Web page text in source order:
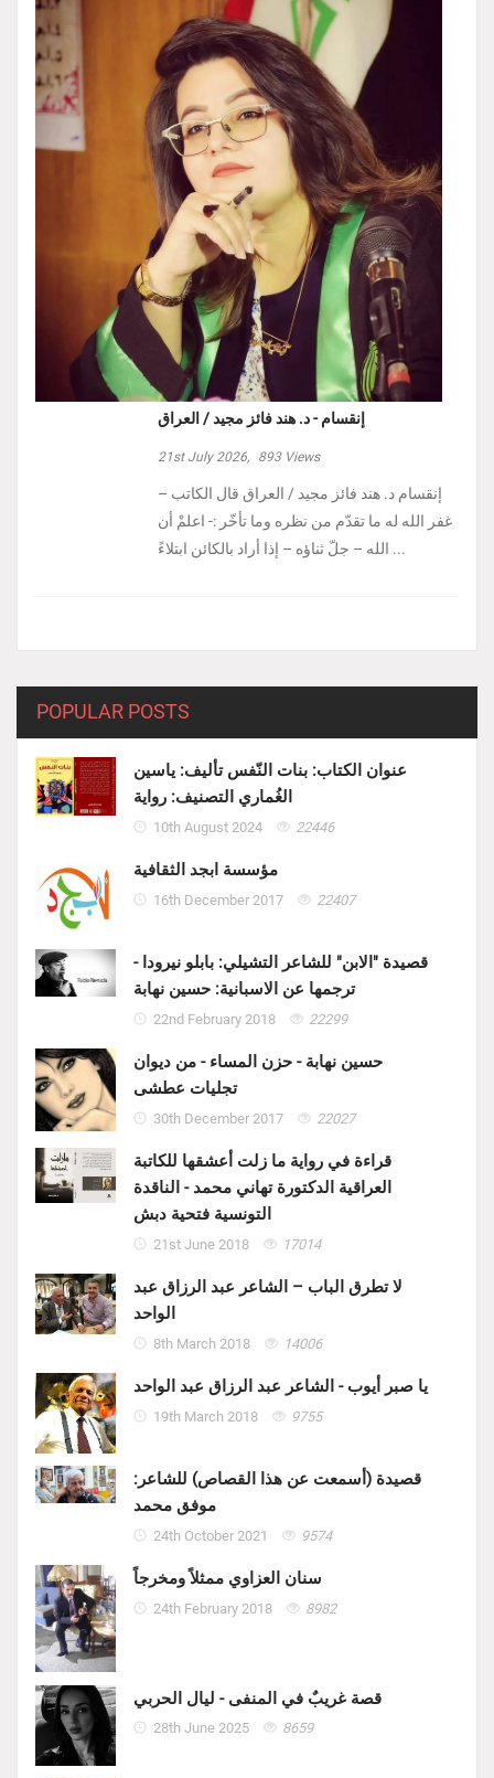
إنقسام - د. هند فائز مجيد / العراق
21st July 2026, 893Views
إنقسام د. هند فائز مجيد / العراق ‏قال الكاتب –
غفر الله له ما تقدّم من نظره وما تأخّر :- ‏اعلمْ أن
الله – جلّ ثناؤه – إذا أراد بالكائن ابتلاءً ...
POPULAR POSTS
عنوان الكتاب: بنات النّفس تأليف: ياسين
الغُماري التصنيف: رواية
10th August 2024 22446
مؤسسة ابجد الثقافية
16th December 2017 22407
قصيدة "الابن" للشاعر التشيلي: بابلو نيرودا -
ترجمها عن الاسبانية: حسين نهابة
22nd February 2018 22299
حسين نهابة - حزن المساء - من ديوان
تجليات عطشى
30th December 2017 22027
قراءة في رواية ما زلت أعشقها للكاتبة
العراقية الدكتورة تهاني محمد - الناقدة
التونسية فتحية دبش
21st June 2018 17014
لا تطرق الباب – الشاعر عبد الرزاق عبد
الواحد
8th March 2018 14006
يا صبر أيوب - الشاعر عبد الرزاق عبد الواحد
19th March 2018 9755
قصيدة (أسمعت عن هذا القصاص) للشاعر:
موفق محمد
24th October 2021 9574
سنان العزاوي ممثلاً ومخرجاً
24th February 2018 8982
قصة غريبٌ في المنفى - ليال الحربي
28th June 2025 8659